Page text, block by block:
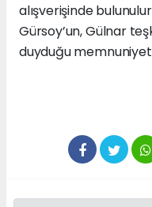
alışverişinde
Gürsoy’un, Gülnar
duyduğu